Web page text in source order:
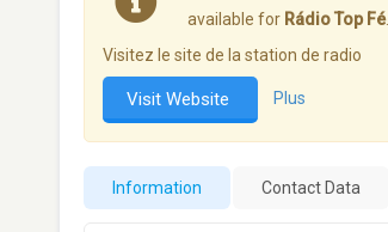
available for Rádio Top Fé.
Visitez le site de la station de radio
Visit Website Plus
Information Contact Data